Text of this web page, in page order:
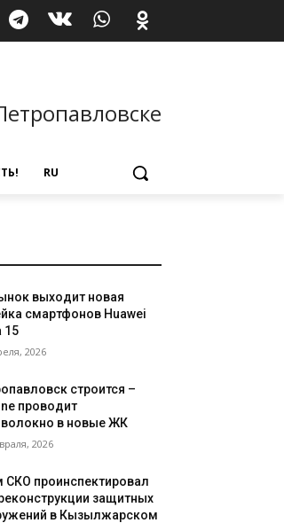
RU
выходит новая
смартфонов Huawei
15
2026
строится –
проводит
в новые ЖК
2026
СКО проинспектировал
защитных
в Кызылжарском